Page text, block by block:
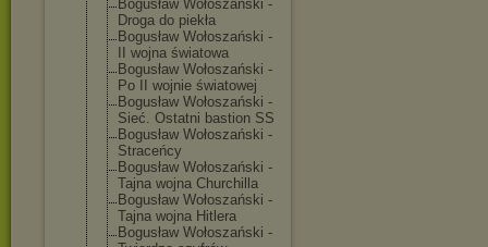
Bogusław Wołoszański -
Droga do piekła
Bogusław Wołoszański -
II wojna światowa
Bogusław Wołoszański -
Po II wojnie światowej
Bogusław Wołoszański -
Sieć. Ostatni bastion SS
Bogusław Wołoszański -
Straceńcy
Bogusław Wołoszański -
Tajna wojna Churchilla
Bogusław Wołoszański -
Tajna wojna Hitlera
Bogusław Wołoszański -